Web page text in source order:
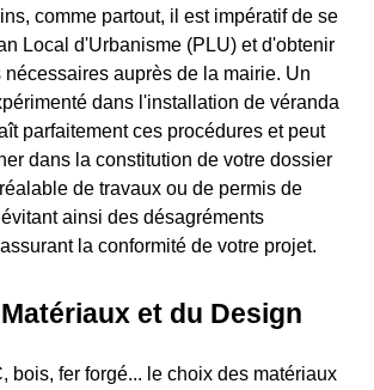
comme partout, il est impératif de se
Local d'Urbanisme (PLU) et d'obtenir
nécessaires auprès de la mairie. Un
dans l'installation de véranda
parfaitement ces procédures et peut
dans la constitution de votre dossier
de travaux ou de permis de
ainsi des désagréments
la conformité de votre projet.
et du Design
bois, fer forgé... le choix des matériaux